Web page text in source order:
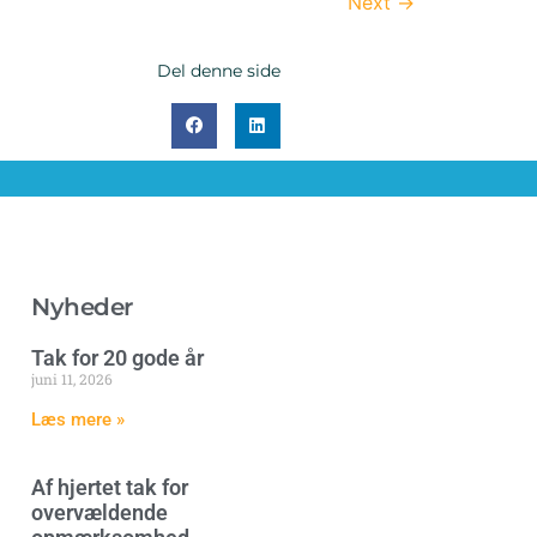
Del denne side
Nyheder
Tak for 20 gode år
juni 11, 2026
Læs mere »
Af hjertet tak for
overvældende